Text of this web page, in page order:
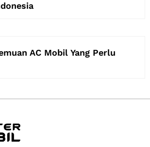
AC Mobil Yang Perlu